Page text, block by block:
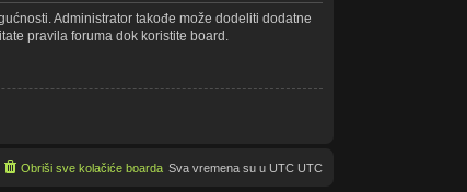
Administrator takođe može dodeliti dodatne
pravila foruma dok koristite board.
Sva vremena su u UTC UTC
Obriši sve kolačiće boarda